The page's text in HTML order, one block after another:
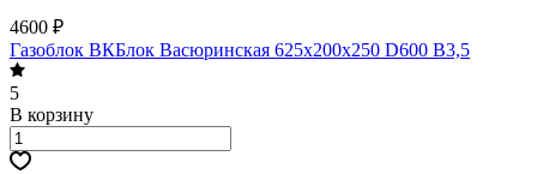
4600 ₽
Газоблок ВКБлок Васюринская 625х200х250 D600 B3,5
5
В корзину